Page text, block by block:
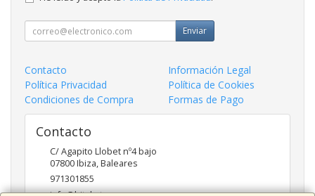
Enviar
Contacto
Información Legal
Política Privacidad
Política de Cookies
Condiciones de Compra
Formas de Pago
Contacto
C/ Agapito Llobet nº4 bajo
07800Ibiza,Baleares
971301855